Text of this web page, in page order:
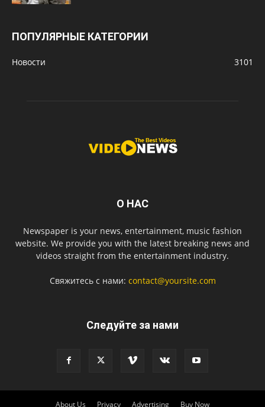
ПОПУЛЯРНЫЕ КАТЕГОРИИ
Новости 3101
О НАС
Newspaper is your news, entertainment, music fashion
website. We provide you with the latest breaking news and
videos straight from the entertainment industry.
Свяжитесь с нами: contact@yoursite.com
Следуйте за нами
About Us Privacy Advertising Buy Now